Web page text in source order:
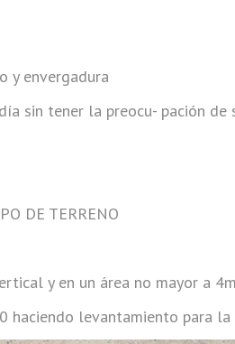
y envergadura
sin tener la preocu- pación de
DE TERRENO
y en un área no mayor a
haciendo levantamiento para la